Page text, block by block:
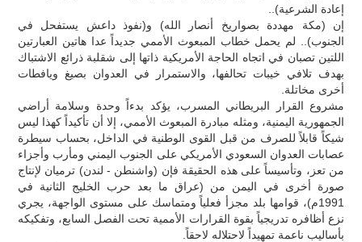
إعادة الشرعية)..
إن (مكة مهددة بصواريخ أنصار الله) و(نفوذ داعش يستفحل في
الجنوب).. لم يحمل خطاب المبعوث الأممي جديداً عدا هاتين العبارتين
اللتين تصبان في اتجاه الحاجة الأمريكية ذاتها إلى شقلبة ذرائع الاشتباك
بهدف تلافي خيبات تحالفها، والاستمرار في العدوان بصيغ ويافطات
أخرى مخاتلة.
مشروع القرار البريطاني المسرب، يؤكد بدءاً وحدة وسلامة أراضي
الجمهورية اليمنية، ومثله مبادرة المبعوث الأممي، إلا أن تأكيداً كهذا ليس
شيكاً قابلاً للصرف من قبل القوى الوطنية في الداخل، بحساب سيطرة
عصابات العدوان السعودي الأمريكي على الجنوب اليمني ومأرب وأجزاء
من تعز، وتأسيساً على هذه الحقيقة فإن (واشنطن - لندن) ترميان لإنتاج
صورة أخرى في اليمن من (عراق ما بعد حرب الخليج الثانية في
1991م)، قوامها بلد مجزأ فعلياً ومتماسك على مستوى الواجهة، يجري
نزع أظافره تدريجياً بقوة القرارات الأممية تحت الفصل السابع، وتفكيكه
بأساليب ناعمة تمهيداً لاحتلاله لاحقاً.